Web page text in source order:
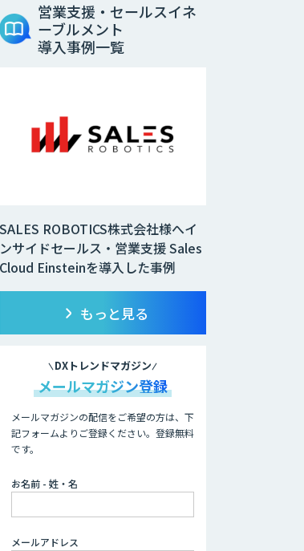
営業支援・セールスイネ
ーブルメント
導入事例一覧
SALES ROBOTICS株式会社様へイ
ンサイドセールス・営業支援 Sales
Cloud Einsteinを導入した事例
もっと見る
DXトレンドマガジン
メールマガジン登録
メールマガジンの配信をご希望の方は、下
記フォームよりご登録ください。登録無料
です。
お名前 - 姓・名
メールアドレス